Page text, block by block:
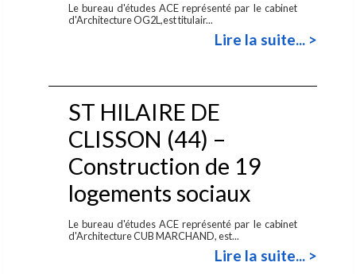
Le bureau d'études ACE représenté par le cabinet
d'Architecture OG2L,est titulair...
Lire la suite... >
ST HILAIRE DE
CLISSON (44) –
Construction de 19
logements sociaux
Le bureau d'études ACE représenté par le cabinet
d'Architecture CUB MARCHAND, est...
Lire la suite... >